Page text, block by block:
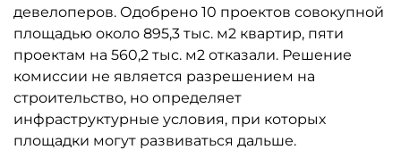
девелоперов. Одобрено 10 проектов совокупной
площадью около 895,3 тыс. м2 квартир, пяти
проектам на 560,2 тыс. м2 отказали. Решение
комиссии не является разрешением на
строительство, но определяет
инфраструктурные условия, при которых
площадки могут развиваться дальше.